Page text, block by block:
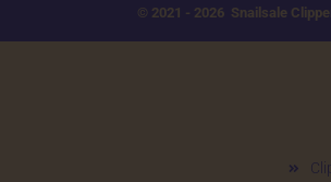
© 2021 - 2026 Snailsale